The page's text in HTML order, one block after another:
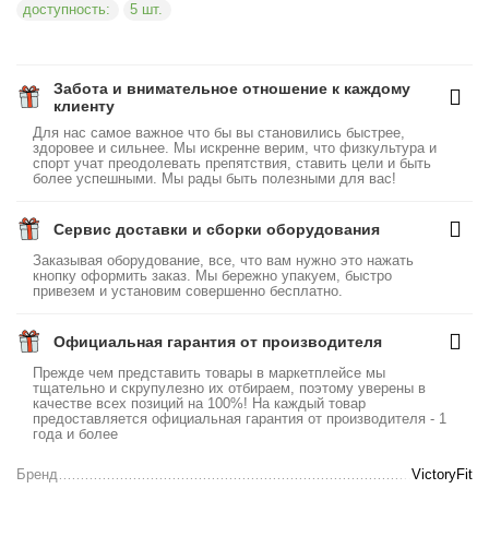
доступность: 5 шт.
Забота и внимательное отношение к каждому
клиенту
Для нас самое важное что бы вы становились быстрее,
здоровее и сильнее. Мы искренне верим, что физкультура и
спорт учат преодолевать препятствия, ставить цели и быть
более успешными. Мы рады быть полезными для вас!
Сервис доставки и сборки оборудования
Заказывая оборудование, все, что вам нужно это нажать
кнопку оформить заказ. Мы бережно упакуем, быстро
привезем и установим совершенно бесплатно.
Официальная гарантия от производителя
Прежде чем представить товары в маркетплейсе мы
тщательно и скрупулезно их отбираем, поэтому уверены в
качестве всех позиций на 100%! На каждый товар
предоставляется официальная гарантия от производителя - 1
года и более
Бренд VictoryFit